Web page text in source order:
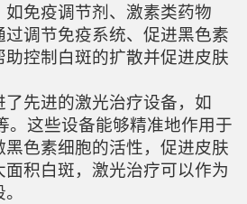
免疫调节剂、激素类药物
调节免疫系统、促进黑色素
控制白斑的扩散并促进皮肤
先进的激光治疗设备，如
。这些设备能够精准地作用于
黑色素细胞的活性，促进皮肤
积白斑，激光治疗可以作为